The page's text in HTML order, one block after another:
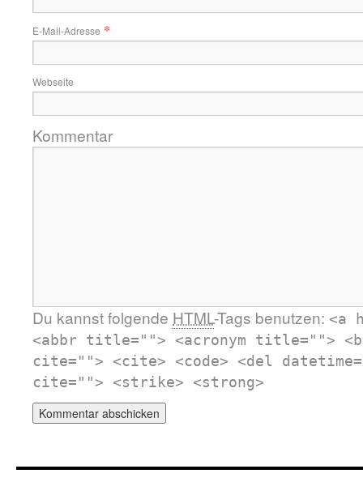
E-Mail-Adresse *
Webseite
Kommentar
Du kannst folgende HTML-Tags benutzen: <a
<abbr title=""> <acronym title="">
cite=""> <cite> <code> <del
cite=""> <strike> <strong>